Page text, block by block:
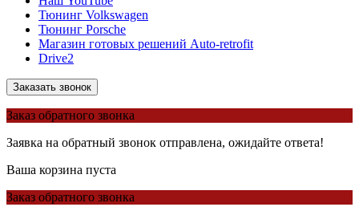
Тюнинг Volkswagen
Тюнинг Porsche
Магазин готовых решений Auto-retrofit
Drive2
Заказать звонок
Заказ обратного звонка
Заявка на обратный звонок отправлена, ожидайте ответа!
Ваша корзина пуста
Заказ обратного звонка